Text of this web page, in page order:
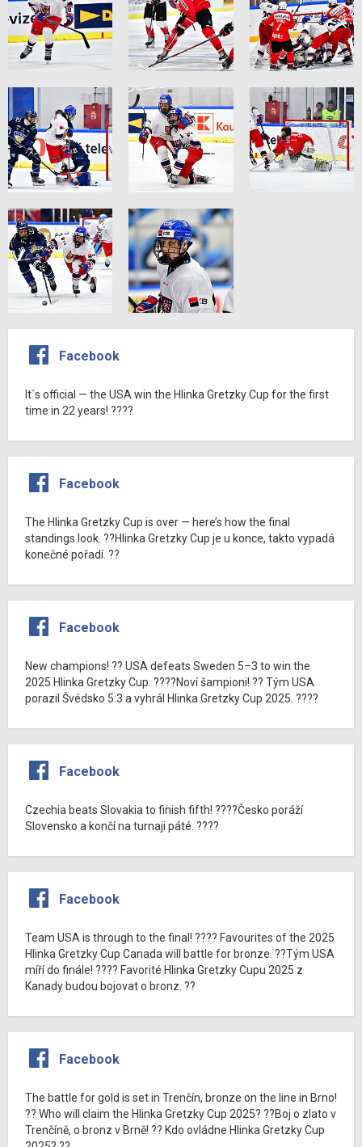
Facebook
It´s official — the USA win the Hlinka Gretzky Cup for the first
time in 22 years! ????
Facebook
The Hlinka Gretzky Cup is over — here’s how the final
standings look. ??Hlinka Gretzky Cup je u konce, takto vypadá
konečné pořadí. ??
Facebook
New champions! ?? USA defeats Sweden 5–3 to win the
2025 Hlinka Gretzky Cup. ????Noví šampioni! ?? Tým USA
porazil Švédsko 5:3 a vyhrál Hlinka Gretzky Cup 2025. ????
Facebook
Czechia beats Slovakia to finish fifth! ????Česko poráží
Slovensko a končí na turnaji páté. ????
Facebook
Team USA is through to the final! ???? Favourites of the 2025
Hlinka Gretzky Cup Canada will battle for bronze. ??Tým USA
míří do finále! ???? Favorité Hlinka Gretzky Cupu 2025 z
Kanady budou bojovat o bronz. ??
Facebook
The battle for gold is set in Trenčín, bronze on the line in Brno!
?? Who will claim the Hlinka Gretzky Cup 2025? ??Boj o zlato v
Trenčíně, o bronz v Brně! ?? Kdo ovládne Hlinka Gretzky Cup